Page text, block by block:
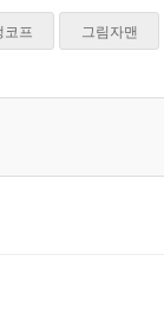
코프 그림자맨